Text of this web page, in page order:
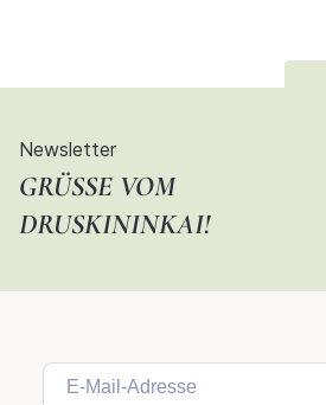
Newsletter
GRÜSSE VOM D
RUSKININKAI!